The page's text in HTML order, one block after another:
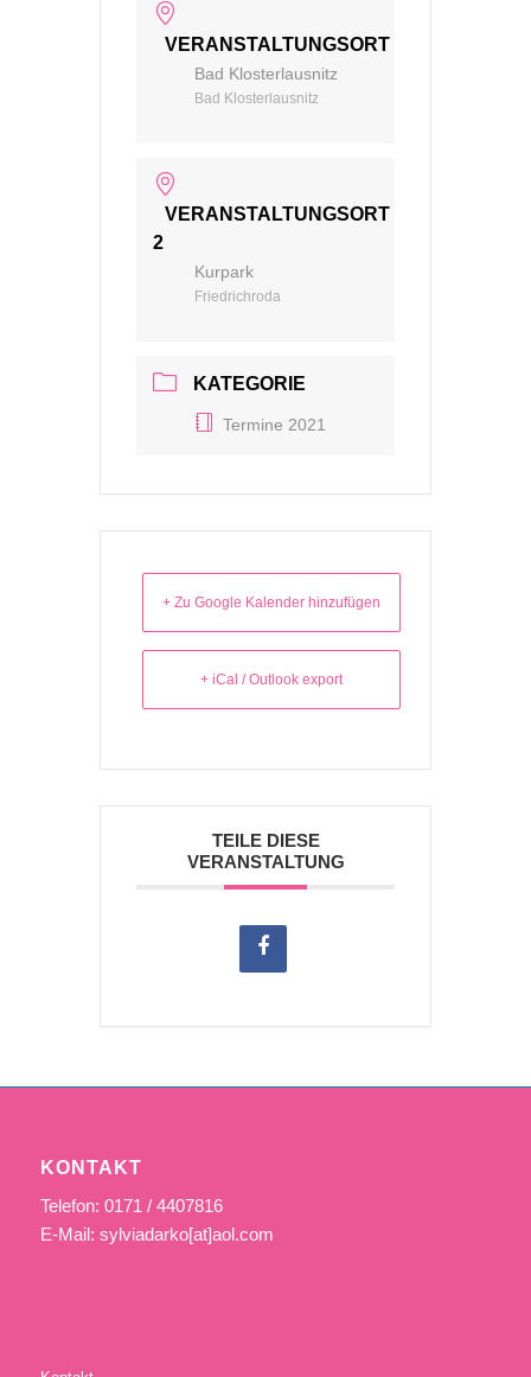
VERANSTALTUNGSORT
Bad Klosterlausnitz
Bad Klosterlausnitz
VERANSTALTUNGSORT
2
Kurpark
Friedrichroda
KATEGORIE
Termine 2021
+ Zu Google Kalender hinzufügen
+ iCal / Outlook export
TEILE DIESE
VERANSTALTUNG
KONTAKT
Telefon: 0171 / 4407816
E-Mail: sylviadarko[at]aol.com